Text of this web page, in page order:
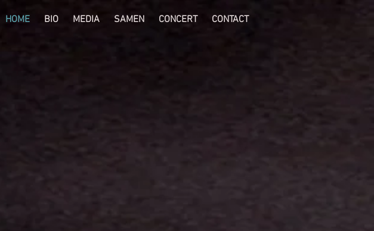
HOME BIO MEDIA SAMEN CONCERT CONTACT